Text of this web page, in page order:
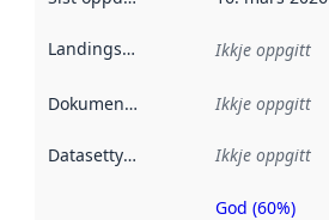
Landingsside Ikkje oppgitt
Dokumentasjon Ikkje oppgitt
Datasettype Ikkje oppgitt
God (60%)